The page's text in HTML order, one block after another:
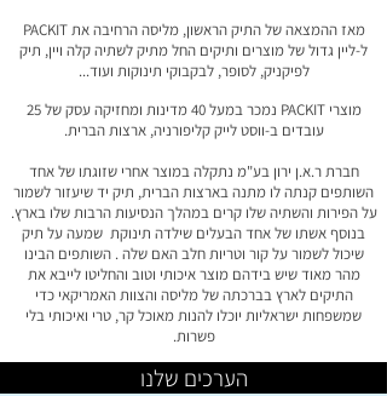
מאז ההמצאה של התיק הראשון, מליסה הרחיבה את PACKIT
ל-ליין גדול של מוצרים ותיקים החל מתיק לשתיה קלה ויין, תיק
לפיקניק, לסופר, לבקבוקי תינוקות ועוד...
מוצרי PACKIT נמכר במעל 40 מדינות ומחזיקה עסק של 25
עובדים ב-ווסט לייק קליפורניה, ארצות הברית.
חברת ר.א.ן ירון בע"מ נתקלה במוצר אחרי שזוגתו של אחד
השותפים קנתה לו מתנה בארצות הברית, תיק יד שיעזור לשמור
על הפירות והשתיה שלו קרים במהלך הנסיעות הרבות שלו בארץ.
בנוסף אשתו של אחד הבעלים שילדה תינוקת שמעה על תיק
שיכול לשמור על קור וטריות חלב האם שלה . השותפים הבינו
מהר מאוד שיש בידהם מוצר איכותי וטוב והחליטו לייבא את
התיקים לארץ בברכתה של מליסה והצוות האמריקאי כדי
שמשפחות ישראליות יוכלו להנות מאוכל קר, טרי ואיכותי בלי
פשרות.
הערכים שלנו